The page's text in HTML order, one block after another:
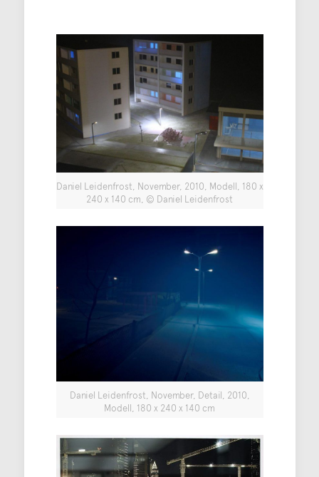
Daniel Leidenfrost, November, 2010, Modell, 180 x
240 x 140 cm, © Daniel Leidenfrost
Daniel Leidenfrost, November, Detail, 2010,
Modell, 180 x 240 x 140 cm